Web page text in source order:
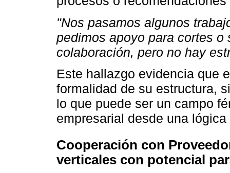
"Nos pasamos algunos
pedimos apoyo para cortes
colaboración, pero no hay
Este hallazgo evidencia que
formalidad de su estructura,
lo que puede ser un campo
empresarial desde una
Cooperación con
verticales con potencial